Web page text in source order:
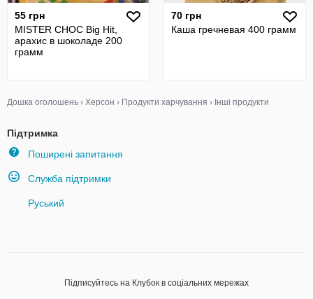
55 грн
MISTER CHOC Big Hit,
арахис в шоколаде 200
грамм
70 грн
Каша гречневая 400 грамм
Дошка оголошень › Херсон › Продукти харчування › Інші продукти
Підтримка
Поширені запитання
Служба підтримки
Руський
Підписуйтесь на Клубок в соціальних мережах